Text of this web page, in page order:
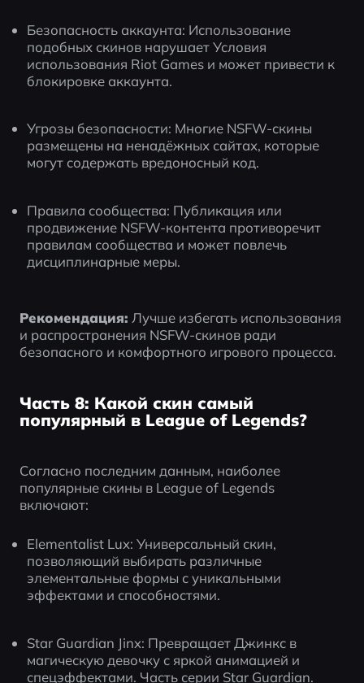
Безопасность аккаунта: Использование
подобных скинов нарушает Условия
использования Riot Games и может привести к
блокировке аккаунта.
Угрозы безопасности: Многие NSFW-скины
размещены на ненадёжных сайтах, которые
могут содержать вредоносный код.
Правила сообщества: Публикация или
продвижение NSFW-контента противоречит
правилам сообщества и может повлечь
дисциплинарные меры.
Рекомендация: Лучше избегать использования
и распространения NSFW-скинов ради
безопасного и комфортного игрового процесса.
Часть 8: Какой скин самый
популярный в League of Legends?
Согласно последним данным, наиболее
популярные скины в League of Legends
включают:
Elementalist Lux: Универсальный скин,
позволяющий выбирать различные
элементальные формы с уникальными
эффектами и способностями.
Star Guardian Jinx: Превращает Джинкс в
магическую девочку с яркой анимацией и
спецэффектами. Часть серии Star Guardian.